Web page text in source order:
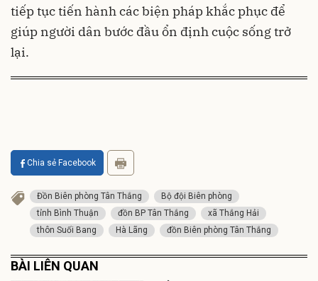
tiếp tục tiến hành các biện pháp khắc phục để
giúp người dân bước đầu ổn định cuộc sống trở
lại.
Chia sẻ Facebook
Đồn Biên phòng Tân Thắng
Bộ đội Biên phòng
tỉnh Bình Thuận
đồn BP Tân Thắng
xã Thắng Hải
thôn Suối Bang
Hà Lãng đồn Biên phòng Tân Thắng
BÀI LIÊN QUAN